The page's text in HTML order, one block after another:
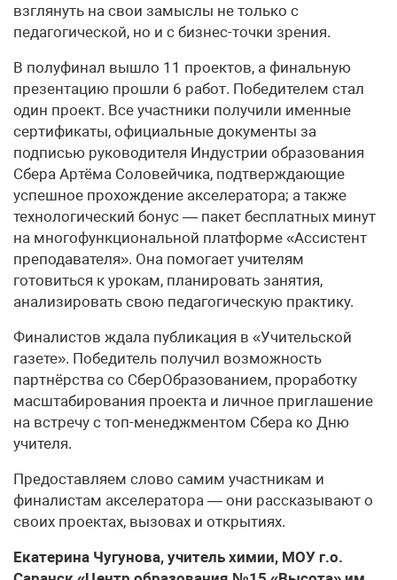
взглянуть на свои замыслы не только с
педагогической, но и с бизнес-точки зрения.
В полуфинал вышло 11 проектов, а финальную
презентацию прошли 6 работ. Победителем стал
один проект. Все участники получили именные
сертификаты, официальные документы за
подписью руководителя Индустрии образования
Сбера Артёма Соловейчика, подтверждающие
успешное прохождение акселератора; а также
технологический бонус — пакет бесплатных минут
на многофункциональной платформе «Ассистент
преподавателя». Она помогает учителям
готовиться к урокам, планировать занятия,
анализировать свою педагогическую практику.
Финалистов ждала публикация в «Учительской
газете». Победитель получил возможность
партнёрства со СберОбразованием, проработку
масштабирования проекта и личное приглашение
на встречу с топ-менеджментом Сбера ко Дню
учителя.
Предоставляем слово самим участникам и
финалистам акселератора — они рассказывают о
своих проектах, вызовах и открытиях.
Екатерина Чугунова, учитель химии, МОУ г.о.